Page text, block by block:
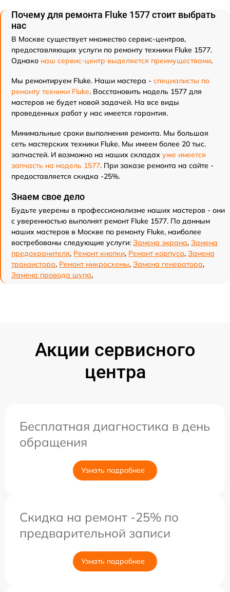
Почему для ремонта Fluke 1577 стоит выбрать
нас
В Москве существует множество сервис-центров,
предоставляющих услуги по ремонту техники Fluke 1577.
Однако наш сервис-центр выделяется преимуществами.
Мы ремонтируем Fluke. Наши мастера - специалисты по
ремонту техники Fluke. Восстановить модель 1577 для
мастеров не будет новой задачей. На все виды
проведенных работ у нас имеется гарантия.
Минимальные сроки выполнения ремонта. Мы большая
сеть мастерских техники Fluke. Мы имеем более 20 тыс.
запчастей. И возможно на наших складах уже имеется
запчасть на модель 1577. При заказе ремонта на сайте -
предоставляется скидка -25%.
Знаем свое дело
Будьте уверены в профессионализме наших мастеров - они
с уверенностью выполнят ремонт Fluke 1577. По данным
наших мастеров в Москве по ремонту Fluke, наиболее
востребованы следующие услуги: Замена экрана, Замена
предохранителя, Ремонт кнопки, Ремонт корпуса, Замена
транзистора, Ремонт микросхемы, Замена генератора,
Замена провода щупа,
Акции сервисного
центра
Бесплатная диагностика в день
обращения
Узнать подробнее
Скидка на ремонт -25% по
предварительной записи
Узнать подробнее